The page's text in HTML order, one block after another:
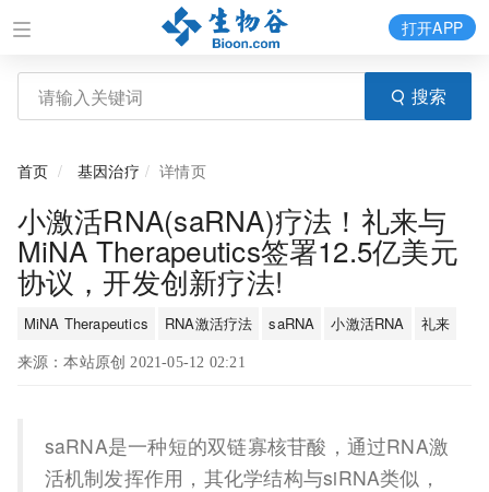
搜索
打开APP
首页 基因治疗 详情页
小激活RNA(saRNA)疗法！礼来与
MiNA Therapeutics签署12.5亿美元
协议，开发创新疗法!
MiNA Therapeutics RNA激活疗法 saRNA 小激活RNA 礼来
来源：本站原创 2021-05-12 02:21
saRNA是一种短的双链寡核苷酸，通过RNA激
活机制发挥作用，其化学结构与siRNA类似，